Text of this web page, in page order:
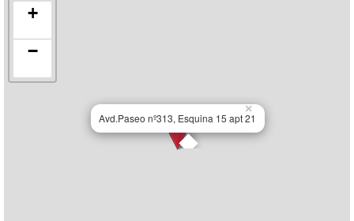
Avd.Paseo nº313, Esquina 15 apt 21
×
+
−